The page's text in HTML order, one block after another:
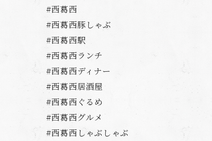
#西葛西
#西葛西豚しゃぶ
#西葛西駅
#西葛西ランチ
#西葛西ディナー
#西葛西居酒屋
#西葛西ぐるめ
#西葛西グルメ
#西葛西しゃぶしゃぶ